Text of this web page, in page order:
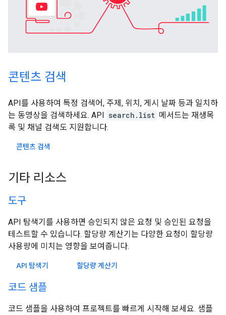
콘텐츠 검색
API를 사용하여 특정 검색어, 주제, 위치, 게시 날짜 등과 일치하
는 동영상을 검색하세요. API search.list 메서드는 재생목
록 및 채널 검색도 지원합니다.
콘텐츠 검색
기타 리소스
도구
API 탐색기를 사용하면 승인되지 않은 요청 및 승인된 요청을
테스트할 수 있습니다. 할당량 계산기는 다양한 요청이 할당량
사용량에 미치는 영향을 보여줍니다.
API 탐색기 할당량 계산기
코드 샘플
코드 샘플을 사용하여 프로젝트를 빠르게 시작해 보세요. 샘플